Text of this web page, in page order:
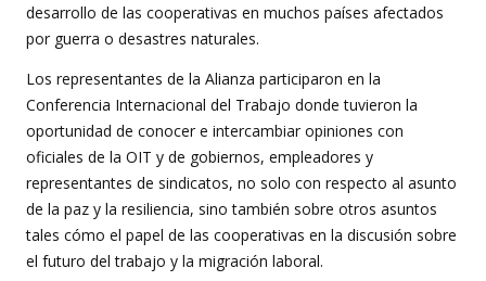
desarrollo de las cooperativas en muchos países afectados
por guerra o desastres naturales.
Los representantes de la Alianza participaron en la
Conferencia Internacional del Trabajo donde tuvieron la
oportunidad de conocer e intercambiar opiniones con
oficiales de la OIT y de gobiernos, empleadores y
representantes de sindicatos, no solo con respecto al asunto
de la paz y la resiliencia, sino también sobre otros asuntos
tales cómo el papel de las cooperativas en la discusión sobre
el futuro del trabajo y la migración laboral.